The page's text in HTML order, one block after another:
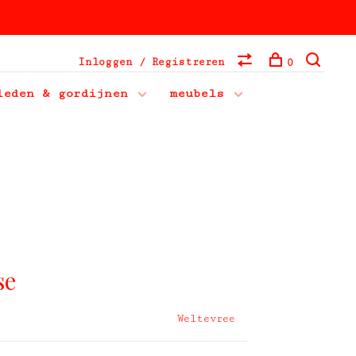
& gordijnen
meubels
Inloggen / Registreren 0
Weltevree